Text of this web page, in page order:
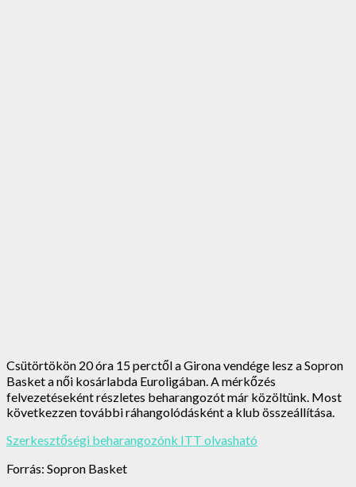
Csütörtökön 20 óra 15 perctől a Girona vendége lesz a Sopron
Basket a női kosárlabda Euroligában. A mérkőzés
felvezetéseként részletes beharangozót már közöltünk. Most
következzen további ráhangolódásként a klub összeállítása.
Szerkesztőségi beharangozónk ITT olvasható
Forrás: Sopron Basket